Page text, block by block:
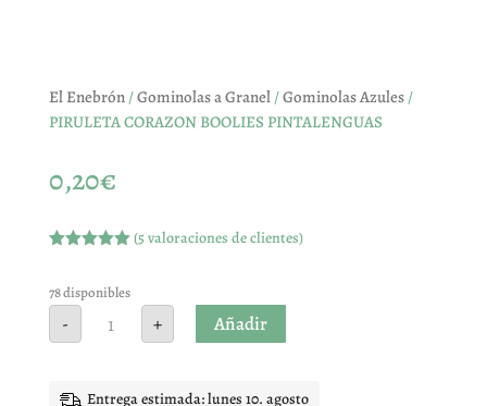
El Enebrón/Gominolas a Granel/Gominolas Azules/
PIRULETA CORAZON BOOLIES PINTALENGUAS
0,20€
5 en base
a
valoracione
(5valoraciones de clientes)
78 disponibles
-
PIRULETA
CORAZON
BOOLIES
+ Añadir
Entrega estimada: lunes 10. agosto